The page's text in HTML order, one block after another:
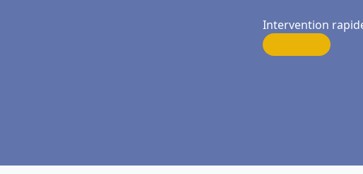
Intervention